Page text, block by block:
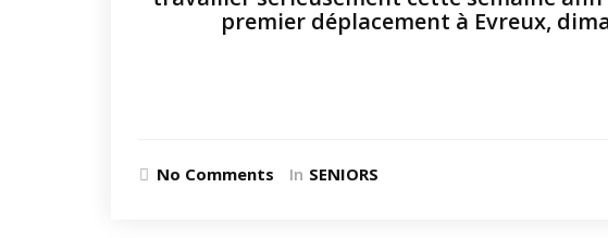
premier déplacement à Evreux,
No Comments In SENIORS